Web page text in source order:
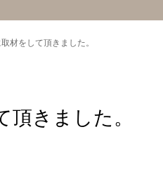
材をして頂きました。
きました。